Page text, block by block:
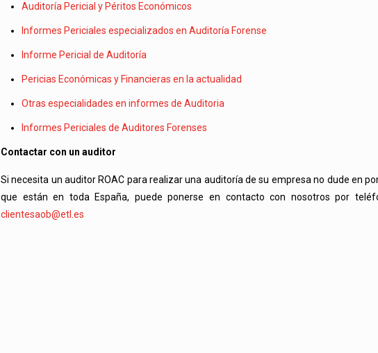
Auditoría Pericial y Péritos Económicos
Informes Periciales especializados en Auditoría Forense
Informe Pericial de Auditoría
Pericias Económicas y Financieras en la actualidad
Otras especialidades en informes de Auditoria
Informes Periciales de Auditores Forenses
Contactar con un auditor
Si necesita un auditor ROAC para realizar una auditoría de su empresa no dude en
que están en toda España, puede ponerse en contacto con nosotros por
clientesaob@etl.es